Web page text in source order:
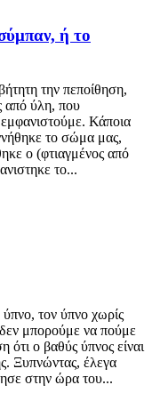
ή το
την πεποίθηση,
από ύλη, που
Κάποια
το σώμα μας,
ο (φτιαγμένος από
το...
τον ύπνο χωρίς
δεν μπορούμε να πούμε
ότι ο βαθύς ύπνος είναι
Ξυπνώντας, έλεγα
στην ώρα του...